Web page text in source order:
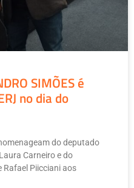
SIMÕES é
no dia do
do deputado
Carneiro e do
Rafael Piicciani aos